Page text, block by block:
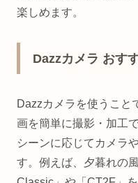
楽しめます。
Dazzカメラ おす
Dazzカメラを使うこと
画を簡単に撮影・加工
シーンに応じてカメラ
す。例えば、夕暮れの